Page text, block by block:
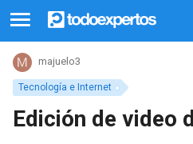
Tecnología e Internet
majuelo3
Edición de video